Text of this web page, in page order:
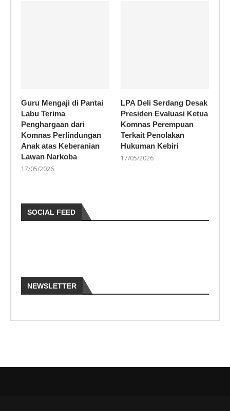
Guru Mengaji di Pantai
Labu Terima
Penghargaan dari
Komnas Perlindungan
Anak atas Keberanian
Lawan Narkoba
17/05/2026
LPA Deli Serdang Desak
Presiden Evaluasi Ketua
Komnas Perempuan
Terkait Penolakan
Hukuman Kebiri
17/05/2026
SOCIAL FEED
NEWSLETTER